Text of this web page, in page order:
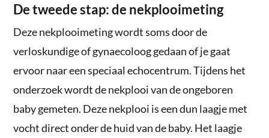
De tweede stap: de nekplooimeting
Deze nekplooimeting wordt soms door de
verloskundige of gynaecoloog gedaan of je gaat
ervoor naar een speciaal echocentrum. Tijdens het
onderzoek wordt de nekplooi van de ongeboren
baby gemeten. Deze nekplooi is een dun laagje met
vocht direct onder de huid van de baby. Het laagje